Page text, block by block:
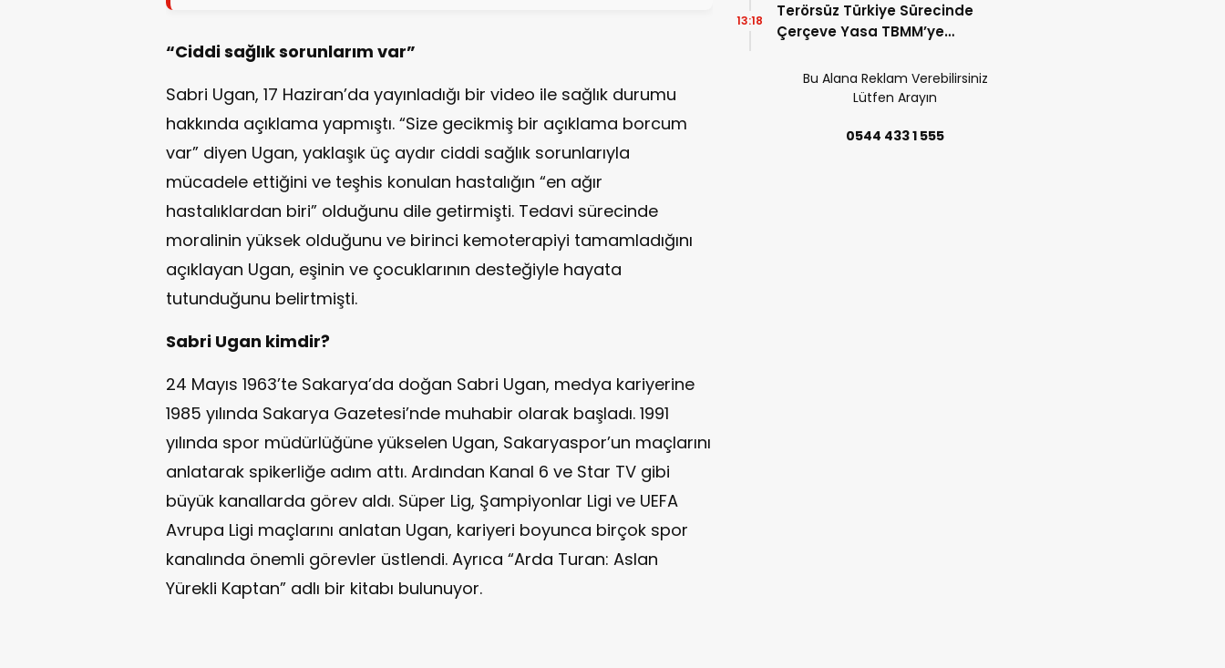
“Ciddi sağlık sorunlarım var”
Sabri Ugan, 17 Haziran’da yayınladığı bir video ile sağlık durumu
hakkında açıklama yapmıştı. “Size gecikmiş bir açıklama borcum
var” diyen Ugan, yaklaşık üç aydır ciddi sağlık sorunlarıyla
mücadele ettiğini ve teşhis konulan hastalığın “en ağır
hastalıklardan biri” olduğunu dile getirmişti. Tedavi sürecinde
moralinin yüksek olduğunu ve birinci kemoterapiyi tamamladığını
açıklayan Ugan, eşinin ve çocuklarının desteğiyle hayata
tutunduğunu belirtmişti.
Sabri Ugan kimdir?
24 Mayıs 1963’te Sakarya’da doğan Sabri Ugan, medya kariyerine
1985 yılında Sakarya Gazetesi’nde muhabir olarak başladı. 1991
yılında spor müdürlüğüne yükselen Ugan, Sakaryaspor’un maçlarını
anlatarak spikerliğe adım attı. Ardından Kanal 6 ve Star TV gibi
büyük kanallarda görev aldı. Süper Lig, Şampiyonlar Ligi ve UEFA
Avrupa Ligi maçlarını anlatan Ugan, kariyeri boyunca birçok spor
kanalında önemli görevler üstlendi. Ayrıca “Arda Turan: Aslan
Yürekli Kaptan” adlı bir kitabı bulunuyor.
Terörsüz Türkiye Sürecinde
Çerçeve Yasa TBMM’ye
Detayları Belli Oldu!
13:18
Bu Alana Reklam Verebilirsiniz
Lütfen Arayın
0544 433 1 555